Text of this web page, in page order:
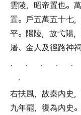
雲陵， 昭帝置也。
置。 戶五萬五十七，
平。 陽陵， 故弋陽，
屠、 金人及徑路神
． ． ． ．
．
右扶風， 故秦內史，
九年罷， 復為內史。